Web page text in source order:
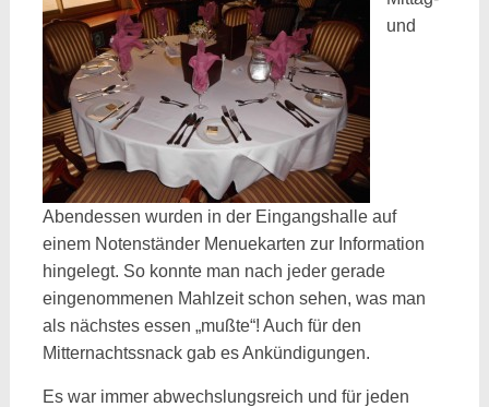
und
Abendessen wurden in der Eingangshalle auf
einem Notenständer Menuekarten zur Information
hingelegt. So konnte man nach jeder gerade
eingenommenen Mahlzeit schon sehen, was man
als nächstes essen „mußte“! Auch für den
Mitternachtssnack gab es Ankündigungen.
Es war immer abwechslungsreich und für jeden